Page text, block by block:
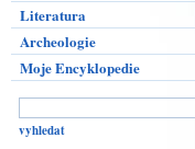
Literatura
Archeologie
Moje Encyklopedie